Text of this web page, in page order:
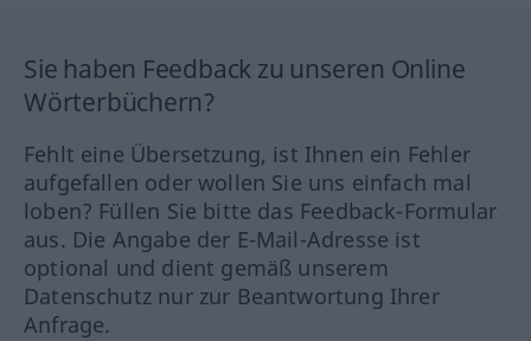
Sie haben Feedback zu unseren Online
Wörterbüchern?
Fehlt eine Übersetzung, ist Ihnen ein Fehler
aufgefallen oder wollen Sie uns einfach mal
loben? Füllen Sie bitte das Feedback-Formular
aus. Die Angabe der E-Mail-Adresse ist
optional und dient gemäß unserem
Datenschutz nur zur Beantwortung Ihrer
Anfrage.